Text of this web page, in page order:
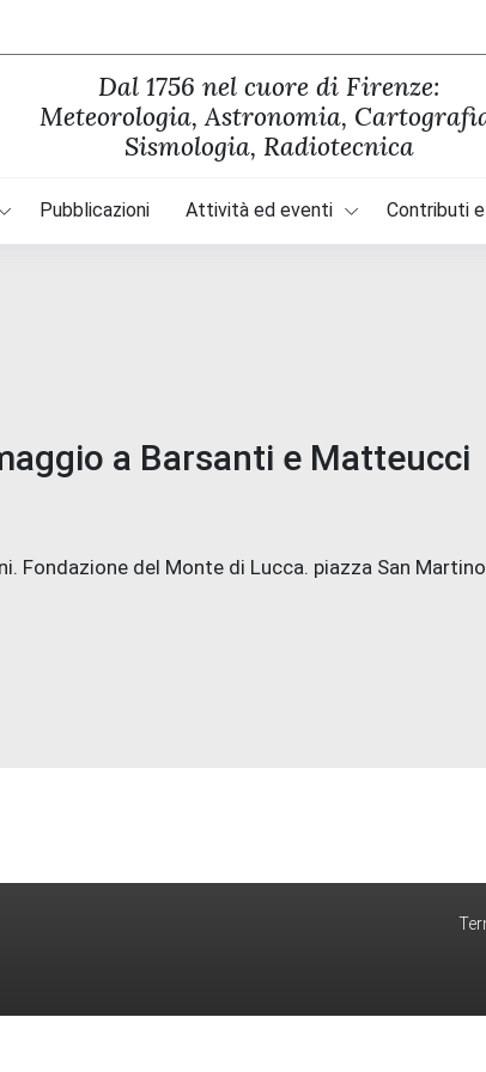
Dal 1756 nel cuore di Firenze:
Meteorologia, Astronomia,
Sismologia, Radiotecnica
Pubblicazioni Attività ed eventi Contributi
a Barsanti e Matteucci
Fondazione del Monte di Lucca. piazza San